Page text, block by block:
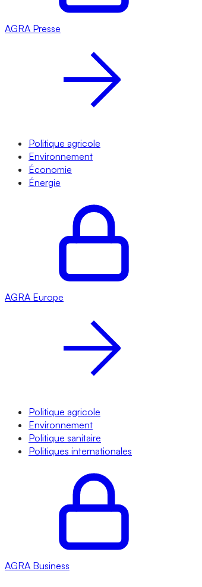
AGRA Presse
Politique agricole
Environnement
Économie
Énergie
AGRA Europe
Politique agricole
Environnement
Politique sanitaire
Politiques internationales
AGRA Business